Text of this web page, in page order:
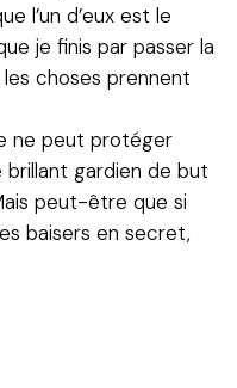
l’un d’eux est le
je finis par passer la
les choses prennent
ne peut protéger
gardien de but
peut-être que si
baisers en secret,